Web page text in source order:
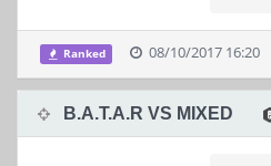
Ranked 08/10/2017 16:20
B.A.T.A.R VS MIXED